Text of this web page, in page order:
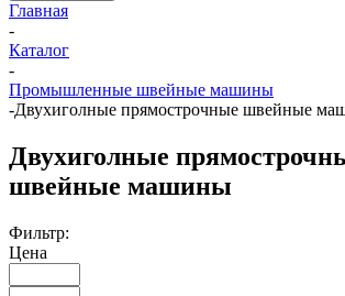
Главная
-
Каталог
-
Промышленные швейные машины
-Двухиголные прямострочные швейные
Двухиголные
швейные машины
Фильтр:
Цена